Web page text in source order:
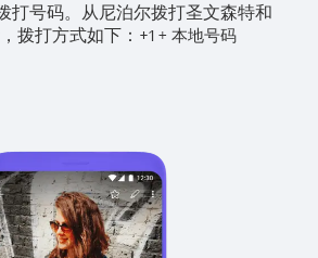
打号码。 从尼泊尔拨打圣文森特和
拨打方式如下： +1 + 本地号码